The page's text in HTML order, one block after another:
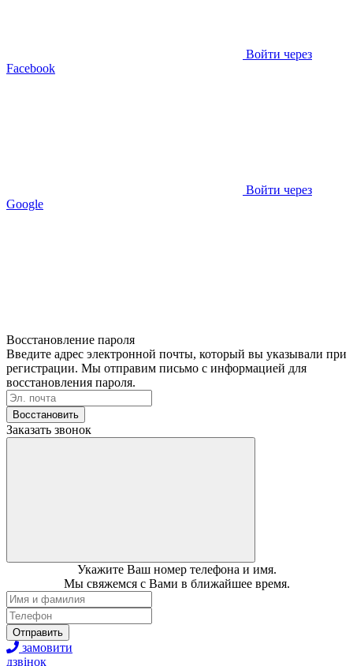
Войти через
Facebook
Войти через
Google
Восстановление пароля
Введите адрес электронной почты, который вы указывали при
регистрации. Мы отправим письмо с информацией для
восстановления пароля.
Восстановить
Заказать звонок
Укажите Ваш номер телефона и имя.
Мы свяжемся с Вами в ближайшее время.
Отправить
замовити
дзвінок